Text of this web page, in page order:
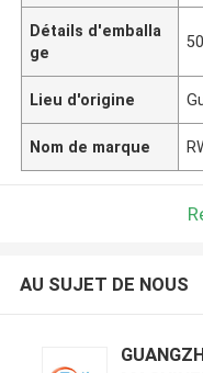
Détails d'emballa
ge
Lieu d'origine
Nom de marque
AU SUJET DE NOUS